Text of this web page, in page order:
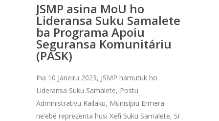
JSMP asina MoU ho
Lideransa Suku Samalete
ba Programa Apoiu
Seguransa Komunitáriu
(PASK)
Iha 10 Janeiru 2023, JSMP hamutuk ho
Lideransa Suku Samalete, Postu
Administrativu Railaku, Munisípiu Ermera
ne’ebé reprezenta husi Xefi Suku Samalete, Sr.